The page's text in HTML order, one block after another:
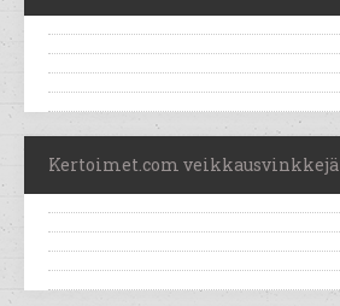
Kertoimet.com veikkausvinkkejä